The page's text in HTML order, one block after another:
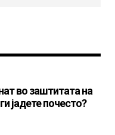
во заштитата на
јадете почесто?